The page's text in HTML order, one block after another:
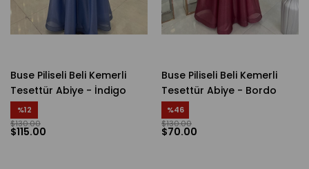
Buse Piliseli Beli Kemerli
Tesettür Abiye - İndigo
%12
$115.00
$130.00
Buse Piliseli Beli Kemerli
Tesettür Abiye - Bordo
%46
$70.00
$130.00